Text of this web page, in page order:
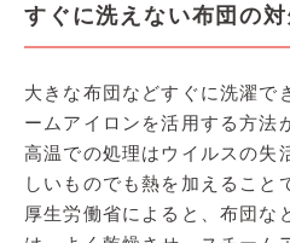
すぐに洗えない布団の
大きな布団などすぐに洗濯で
ームアイロンを活用する方法
高温での処理はウイルスの失
しいものでも熱を加えること
厚生労働省によると、布団な